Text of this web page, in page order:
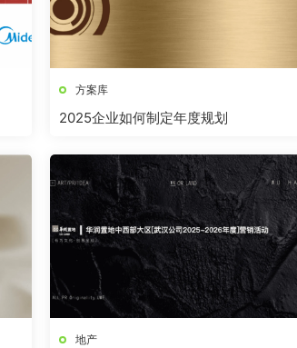
方案库
2025企业如何制定年度规划
地产